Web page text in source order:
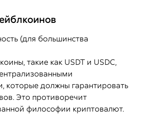
(для большинства
такие как USDT и USDC,
которые должны гарантировать
Это противоречит
философии криптовалют.